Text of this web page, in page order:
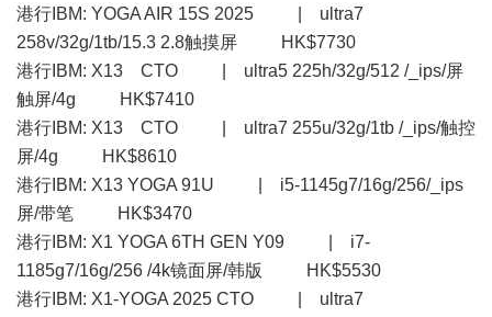
港行IBM: YOGA AIR 15S 2025 | ultra7
258v/32g/1tb/15.3 2.8触摸屏 HK$7730
港行IBM: X13 CTO | ultra5 225h/32g/512 /_ips/屏
触屏/4g HK$7410
港行IBM: X13 CTO | ultra7 255u/32g/1tb /_ips/触控
屏/4g HK$8610
港行IBM: X13 YOGA 91U | i5-1145g7/16g/256/_ips
屏/带笔 HK$3470
港行IBM: X1 YOGA 6TH GEN Y09 | i7-
1185g7/16g/256 /4k镜面屏/韩版 HK$5530
港行IBM: X1-YOGA 2025 CTO | ultra7